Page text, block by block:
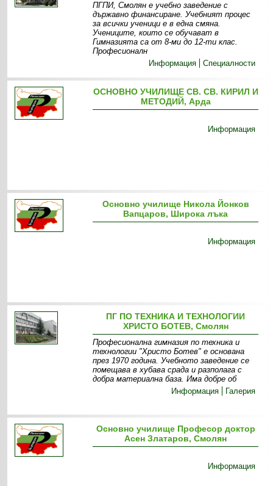
ПГПИ, Смолян е учебно заведение с
държавно финансиране. Учебният процес
за всички ученици е в една смяна.
Учениците, които се обучават в
Гимназията са от 8-ми до 12-ти клас.
Професионалн
Информация
Специалности
ОСНОВНО УЧИЛИЩЕ СВ. СВ. КИРИЛ И
МЕТОДИЙ, Арда
Информация
Основно училище Никола Йонков
Вапцаров, Широка лъка
Информация
ПГ ПО ТЕХНИКА И ТЕХНОЛОГИИ
ХРИСТО БОТЕВ, Смолян
Професионална гимназия по техника и
технологии "Христо Ботев" е основана
през 1970 година. Учебното заведение се
помещава в хубава срада и разполага с
добра материална база. Има добре об
Информация
Галерия
Основно училище Професор доктор
Асен Златаров, Смолян
Информация